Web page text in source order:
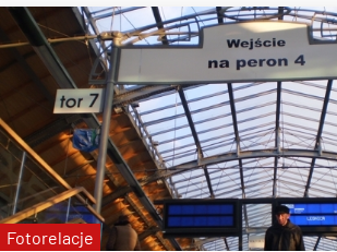
Fotorelacje